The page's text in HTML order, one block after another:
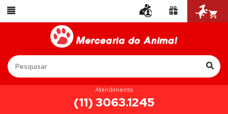
Atendimento
(11) 3063.1245